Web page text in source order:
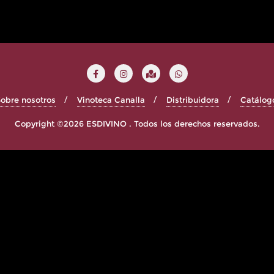
nosotros Vinoteca Canalla Distribuidora
Copyright ©2026 ESDIVINO . Todos los derechos reservados.